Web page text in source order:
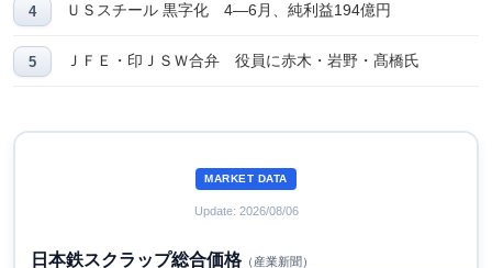
ＵＳスチール 黒字化 4―6月、純利益194億円
ＪＦＥ・印ＪＳＷ合弁 役員に赤木・岩野・髙橋氏
MARKET DATA
Update: 2026/08/06
日本鉄スクラップ総合価格（産業新聞）